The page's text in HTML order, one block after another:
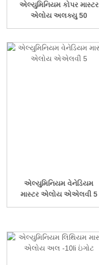
એલ્યુમિનિયમ કોપર માસ્ટર
એલોય અલક્યુ 50
એલ્યુમિનિયમ વેનેડિયમ
માસ્ટર એલોય એએલવી 5